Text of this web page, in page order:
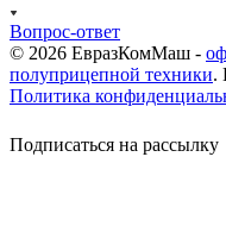
Вопрос-ответ
© 2026 ЕвразКомМаш -
полуприцепной техники.
Политика
Подписаться на рассылку